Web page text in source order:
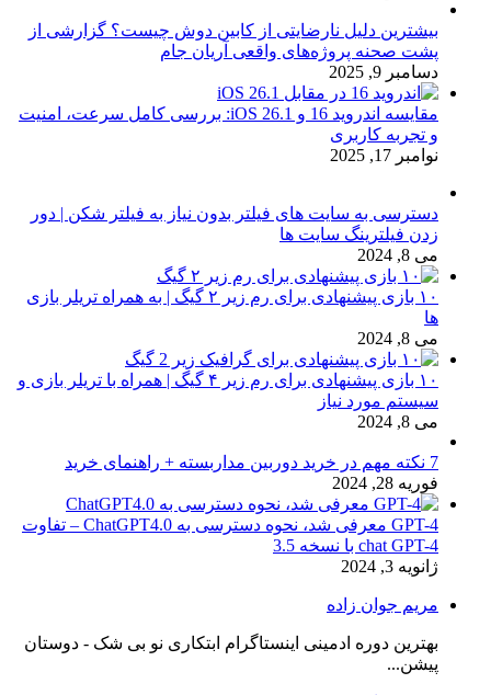
بیشترین دلیل نارضایتی از کابین دوش چیست؟ گزارشی از
پشت صحنه پروژه‌های واقعی آریان جام
دسامبر 9, 2025
مقایسه اندروید 16 و iOS 26.1: بررسی کامل سرعت، امنیت
و تجربه کاربری
نوامبر 17, 2025
دسترسی به سایت های فیلتر بدون نیاز به فیلتر شکن | دور
زدن فیلترینگ سایت ها
می 8, 2024
۱۰ بازی پیشنهادی برای رم زیر ۲ گیگ | به همراه تریلر بازی
ها
می 8, 2024
۱۰ بازی پیشنهادی برای رم زیر ۴ گیگ | همراه با تریلر بازی و
سیستم مورد نیاز
می 8, 2024
7 نکته مهم در خرید دوربین مداربسته + راهنمای خرید
فوریه 28, 2024
GPT-4 معرفی شد، نحوه دسترسی به ChatGPT4.0 – تفاوت
chat GPT-4 با نسخه 3.5
ژانویه 3, 2024
مریم جوان زاده
بهترین دوره ادمینی اینستاگرام ابتکاری نو بی شک - دوستان
پیشن...